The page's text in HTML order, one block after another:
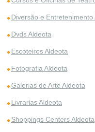
Diversão e Entretenimento
Dvds Aldeota
Escoteiros Aldeota
Fotografia Aldeota
Galerias de Arte Aldeota
Livrarias Aldeota
Shoppings Centers Aldeota